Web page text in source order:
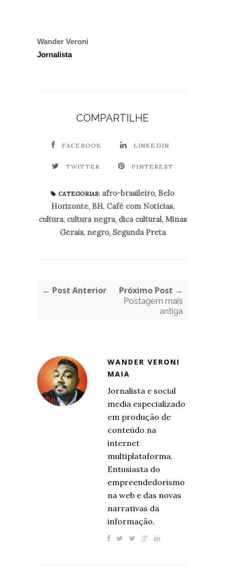
Wander Veroni
Jornalista
COMPARTILHE
FACEBOOK LINKEDIN
TWITTER PINTEREST
CATEGORIAS: afro-brasileiro, Belo
Horizonte, BH, Café com Notícias,
cultura, cultura negra, dica cultural, Minas
Gerais, negro, Segunda Preta
← Post Anterior Próximo Post →
Postagem mais
antiga
WANDER VERONI
MAIA
Jornalista e social
media especializado
em produção de
conteúdo na
internet
multiplataforma.
Entusiasta do
empreendedorismo
na web e das novas
narrativas da
informação.